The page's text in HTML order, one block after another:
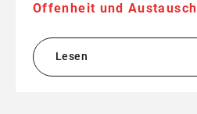
Offenheit und Austausch
Lesen